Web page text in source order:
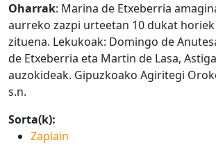
Oharrak: Marina de Etxeberria
aurreko zazpi urteetan 10 dukat
zituena. Lekukoak: Domingo de
de Etxeberria eta Martin de Lasa,
auzokideak. Gipuzkoako Agiritegi
s.n.
Sorta(k):
Zapiain